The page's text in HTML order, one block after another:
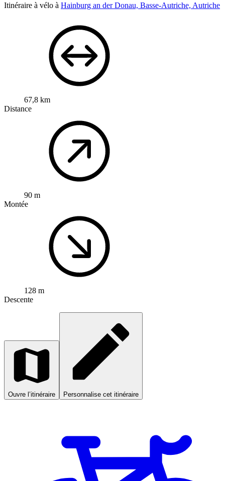
Itinéraire à vélo à Hainburg an der Donau, Basse-Autriche, Autriche
67,8 km
Distance
90 m
Montée
128 m
Descente
Ouvre l’itinéraire Personnalise cet itinéraire